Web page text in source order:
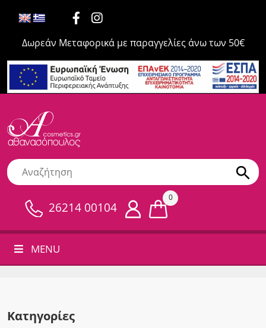
Δωρεάν Μεταφορικά με παραγγελίες άνω των 50€
26214 00104
0
MENU
Κατηγορίες